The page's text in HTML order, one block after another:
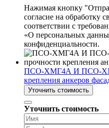
Нажимая кнопку
согласие на обработку
соответствии с
«О персональных
конфиденциальности.
ПСО-ХМГ4А И ПСО-
крепления анкеров
Уточнить стоимость
Уточнить стоимость